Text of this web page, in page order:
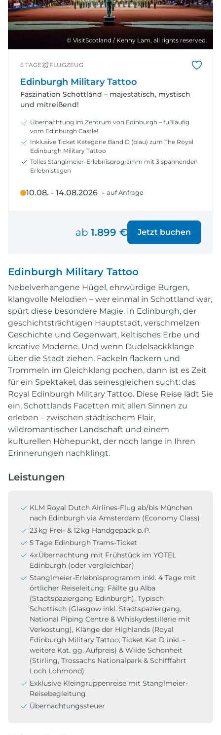
© VisitScotland / Kenny Lam, all rights reserved.
5 TAGE FLUGZEUG
Edinburgh Military Tattoo
Faszination Schottland – majestätisch, mystisch
und mitreißend!
Übernachtung im Zentrum von Edinburgh – fußläufig
vom Edinburgh Castle!
Inklusive Ticket Kategorie Band D (blau) zum The Royal
Edinburgh Military Tattoo
Tolles Stanglmeier-Erlebnisprogramm mit 3 spannenden
Erlebnistagen
10.08. - 14.08.2026 - auf Anfrage
ab 1.899 € Jetzt buchen
Edinburgh Military Tattoo
Nebelverhangene Hügel, ehrwürdige Burgen,
klangvolle Melodien – wer einmal in Schottland war,
spürt diese besondere Magie. In Edinburgh, der
geschichtsträchtigen Hauptstadt, verschmelzen
Geschichte und Gegenwart, keltisches Erbe und
kreative Moderne. Und wenn Dudelsackklänge
über die Stadt ziehen, Fackeln flackern und
Trommeln im Gleichklang pochen, dann ist es Zeit
für ein Spektakel, das seinesgleichen sucht: das
Royal Edinburgh Military Tattoo. Diese Reise lädt Sie
ein, Schottlands Facetten mit allen Sinnen zu
erleben – zwischen städtischem Flair,
wildromantischer Landschaft und einem
kulturellen Höhepunkt, der noch lange in Ihren
Erinnerungen nachklingt.
Leistungen
KLM Royal Dutch Airlines-Flug ab/bis München
nach Edinburgh via Amsterdam (Economy Class)
23 kg Frei- & 12 kg Handgepäck p. P.
5 Tage Edinburgh Trams-Ticket
4x Übernachtung mit Frühstück im YOTEL
Edinburgh (oder vergleichbar)
Stanglmeier-Erlebnisprogramm inkl. 4 Tage mit
örtlicher Reiseleitung: Fàilte gu Alba
(Stadtspaziergang Edinburgh), Typisch
Schottisch (Glasgow inkl. Stadtspaziergang,
National Piping Centre & Whiskydestillerie mit
Verkostung), Klänge der Highlands (Royal
Edinburgh Military Tattoo; Ticket Kat D inkl. -
weitere Kat. gg. Aufpreis) & Wilde Schönheit
(Stirling, Trossachs Nationalpark & Schifffahrt
Loch Lohmond)
Exklusive Kleingruppenreise mit Stanglmeier-
Reisebegleitung
Übernachtungssteuer